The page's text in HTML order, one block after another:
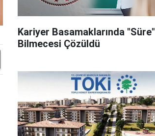
Kariyer Basamaklarında "Süre"
Bilmecesi Çözüldü